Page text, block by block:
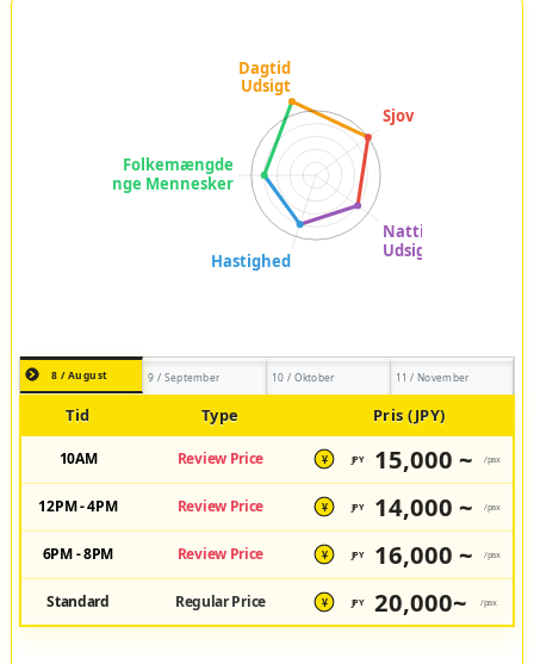
8 / August 9 / September 10 / Oktober 11 / November
Tid Type Pris (JPY)
10AM Review Price ¥ JPY 15,000 ~ /pax
12PM - 4PM Review Price ¥ JPY 14,000 ~ /pax
6PM - 8PM Review Price ¥ JPY 16,000 ~ /pax
Standard Regular Price ¥ JPY 20,000~ /pax